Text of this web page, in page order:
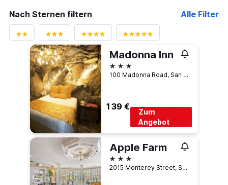
Nach Sternen filtern
Alle Filter
Madonna Inn
3 Sterne
100 Madonna Road, San Luis Obispo, CA, USA
139 €
Zum
Angebot
Apple Farm
3 Sterne
2015 Monterey Street, San Luis Obispo, CA, USA